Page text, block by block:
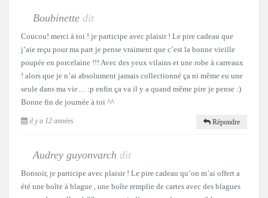
Boubinette dit
Coucou! merci à toi ! je participe avec plaisir ! Le pire cadeau que
j’aie reçu pour ma part je pense vraiment que c’est la bonne vieille
poupée en porcelaine !!! Avec des yeux vilains et une robe à carreaux
! alors que je n’ai absolument jamais collectionné ça ni même eu une
seule dans ma vie… :p enfin ça va il y a quand même pire je pense :)
Bonne fin de journée à toi ^^
il y a 12 années Répondre
Audrey guyonvarch dit
Bonsoir, je participe avec plaisir ! Le pire cadeau qu’on m’ai offert a
été une boîte à blague , une boîte remplie de cartes avec des blagues